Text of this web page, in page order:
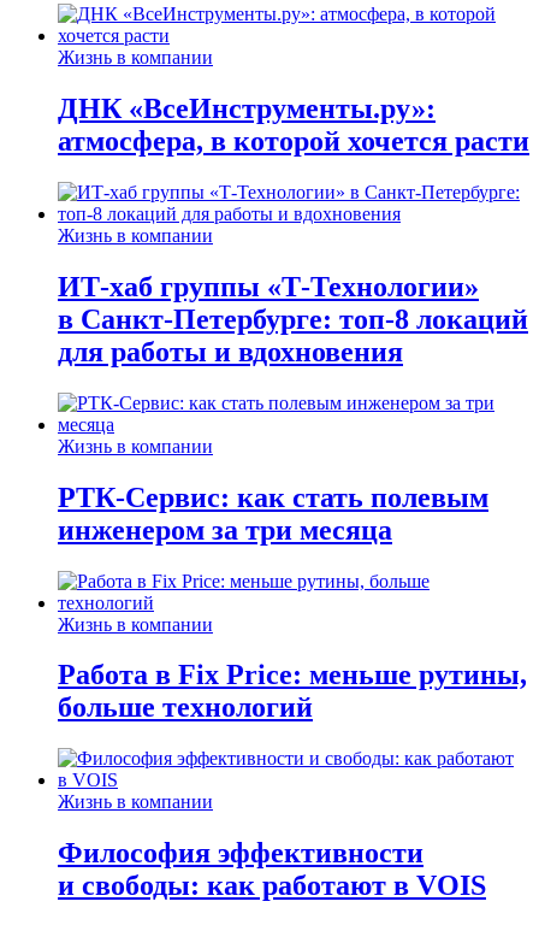
Жизнь в компании
ДНК «ВсеИнструменты.ру»:
атмосфера, в которой хочется расти
Жизнь в компании
ИТ-хаб группы «Т-Технологии»
в Санкт-Петербурге: топ-8 локаций
для работы и вдохновения
Жизнь в компании
РТК-Сервис: как стать полевым
инженером за три месяца
Жизнь в компании
Работа в Fix Price: меньше рутины,
больше технологий
Жизнь в компании
Философия эффективности
и свободы: как работают в VOIS